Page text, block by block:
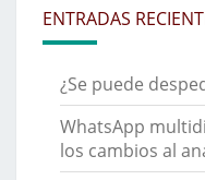
ENTRADAS
¿Se puede
WhatsApp
los cambios al